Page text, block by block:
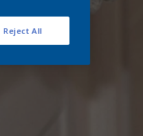
Reject All